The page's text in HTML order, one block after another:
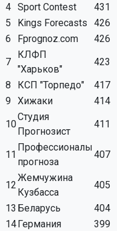
4 Sport Contest 431
5
Kings Forecasts 426
6
Fprognoz.com 426
7
КЛФП
"Харьков"
423
8
КСП "Торпедо" 417
9 Хижаки 414
10
Студия
Прогнозист
411
11
Профессионалы
прогноза
407
12
Жемчужина
Кузбасса
405
13 Беларусь 404
14Германия 399